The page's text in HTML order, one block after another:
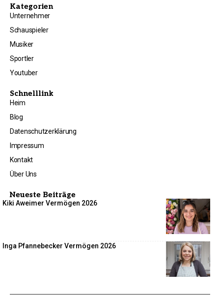
Kategorien
Unternehmer
Schauspieler
Musiker
Sportler
Youtuber
Schnelllink
Heim
Blog
Datenschutzerklärung
Impressum
Kontakt
Über Uns
Neueste Beiträge
Kiki Aweimer Vermögen 2026
Inga Pfannebecker Vermögen 2026